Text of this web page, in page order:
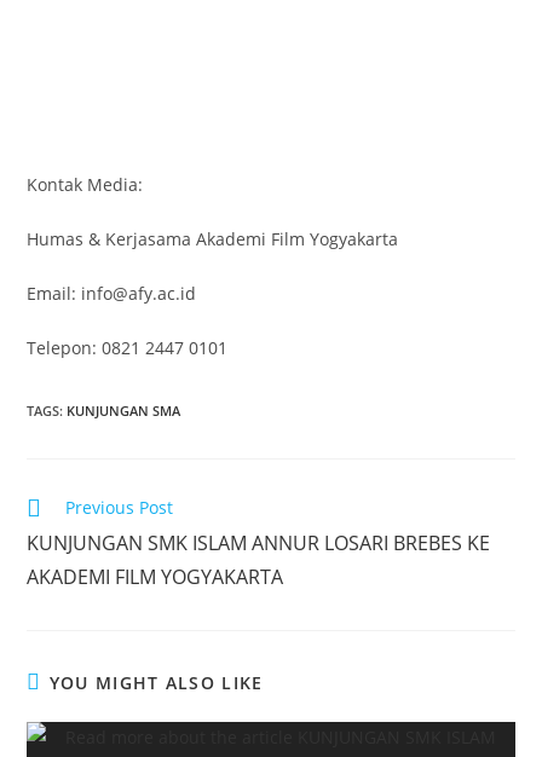
Kontak Media:
Humas & Kerjasama Akademi Film Yogyakarta
Email: info@afy.ac.id
Telepon: 0821 2447 0101
TAGS: KUNJUNGAN SMA
Previous Post
KUNJUNGAN SMK ISLAM ANNUR LOSARI BREBES KE
AKADEMI FILM YOGYAKARTA
YOU MIGHT ALSO LIKE